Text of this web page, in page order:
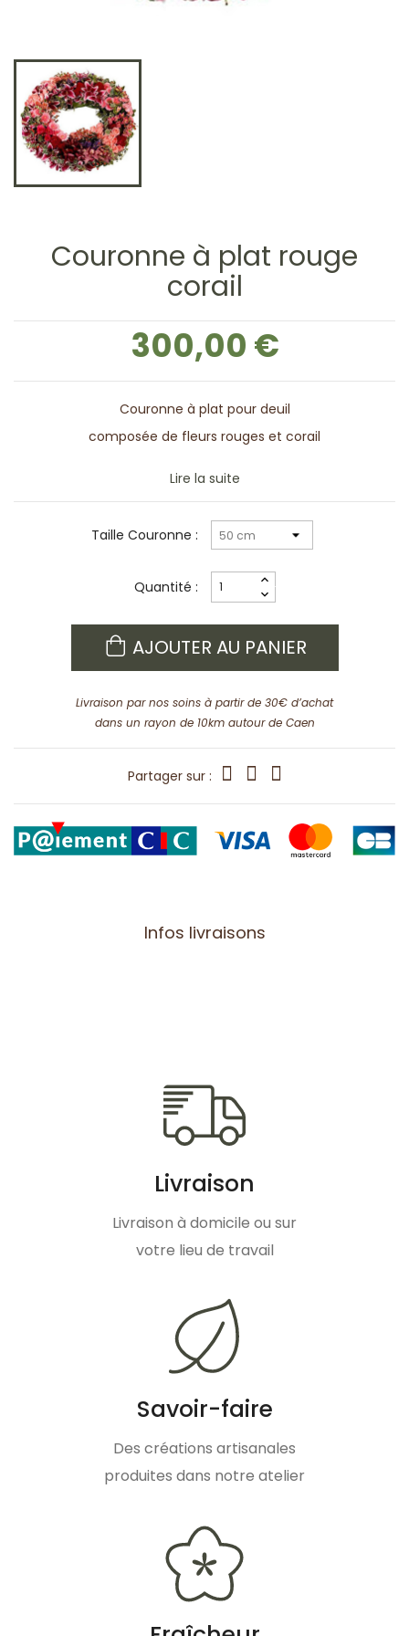
Couronne à plat rouge
corail
300,00 €
Couronne à plat pour deuil
composée de fleurs rouges et corail
Lire la suite
Taille Couronne :
Quantité :
AJOUTER AU PANIER
Livraison par nos soins à partir de 30€ d’achat
dans un rayon de 10km autour de Caen
Partager sur :
Infos livraisons
Livraison
Livraison à domicile ou sur
votre lieu de travail
Savoir-faire
Des créations artisanales
produites dans notre atelier